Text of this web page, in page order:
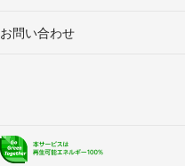
お問い合わせ